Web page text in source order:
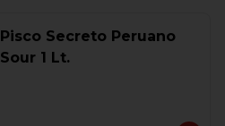
Pisco Secreto Peruano
Sour 1 Lt.